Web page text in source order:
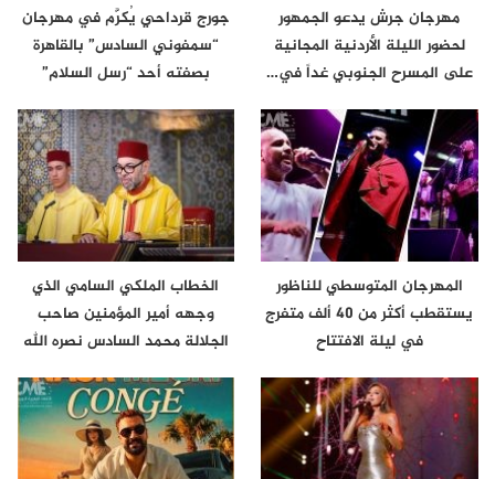
مهرجان جرش يدعو الجمهور
لحضور الليلة الأردنية المجانية
على المسرح الجنوبي غداً في…
جورج قرداحي يُكرَّم في مهرجان
“سمفوني السادس” بالقاهرة
بصفته أحد “رسل السلام”
المهرجان المتوسطي للناظور
يستقطب أكثر من 40 ألف متفرج
في ليلة الافتتاح
الخطاب الملكي السامي الذي
وجهه أمير المؤمنين صاحب
الجلالة محمد السادس نصره الله